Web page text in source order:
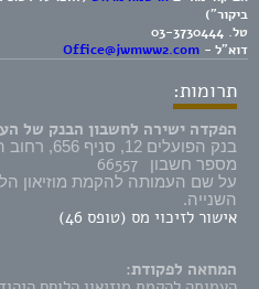
ביקור")
טל. 03-3730444
דוא"ל - Office@jwmww2.com
תרומות:
הפקדה ישירה לחשבון הבנק של
בנק הפועלים 12, סניף 656, רחוב הנשיא 57 קרית אונו,
מספר חשבון 66557
על שם העמותה להקמת מוזיאון
השנייה.
אישור לזיכוי מס (טופס 46)
המחאה לפקודת: